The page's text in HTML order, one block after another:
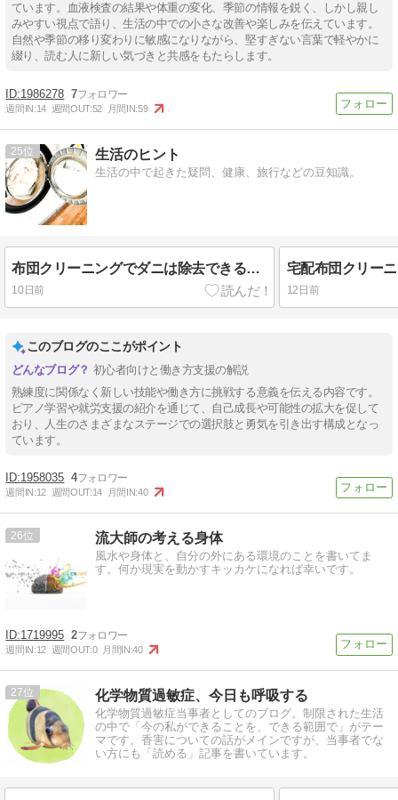
ています。血液検査の結果や体重の変化、季節の情報を鋭く、しかし親し
みやすい視点で語り、生活の中での小さな改善や楽しみを伝えています。
自然や季節の移り変わりに敏感になりながら、堅すぎない言葉で軽やかに
綴り、読む人に新しい気づきと共感をもたらします。
1986278 7
週間IN:14 週間OUT:52 月間IN:59
25 生活のヒント
生活の中で起きた疑問、健康、旅行などの豆知識。
布団クリーニングでダニは除去できる？効果・料金・おすすめの方法を解説
10日前 12日前
このブログのここがポイント
初心者向けと働き方支援の解説
熟練度に関係なく新しい技能や働き方に挑戦する意義を伝える内容です。
ピアノ学習や就労支援の紹介を通じて、自己成長や可能性の拡大を促して
おり、人生のさまざまなステージでの選択肢と勇気を引き出す構成となっ
ています。
1958035 4
週間IN:12 週間OUT:14 月間IN:40
26 流大師の考える身体
風水や身体と、自分の外にある環境のことを書いてま
す。何か現実を動かすキッカケになれば幸いです。
1719995 2
週間IN:12 週間OUT:0 月間IN:40
27 化学物質過敏症、今日も呼吸する
化学物質過敏症当事者としてのブログ。制限された生活
の中で「今の私ができることを、できる範囲で」がテー
マです。香害についての話がメインですが、当事者でな
い方にも「読める」記事を書いています。